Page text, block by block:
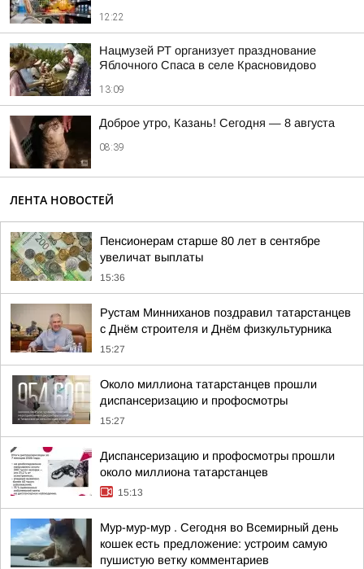
12:22
Нацмузей РТ организует празднование
Яблочного Спаса в селе Красновидово
13:09
Доброе утро, Казань! Сегодня — 8 августа
08:39
ЛЕНТА НОВОСТЕЙ
Пенсионерам старше 80 лет в сентябре
увеличат выплаты
15:36
Рустам Минниханов поздравил татарстанцев
с Днём строителя и Днём физкультурника
15:27
Около миллиона татарстанцев прошли
диспансеризацию и профосмотры
15:27
Диспансеризацию и профосмотры прошли
около миллиона татарстанцев
15:13
Мур-мур-мур . Сегодня во Всемирный день
кошек есть предложение: устроим самую
пушистую ветку комментариев